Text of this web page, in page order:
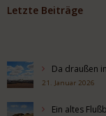
Letzte Beiträge
Da draußen
21. Januar 2026
Ein altes